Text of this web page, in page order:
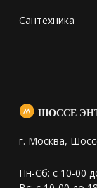
Сантехника
ШОССЕ
г. Москва,
Пн-Сб: с 10-00